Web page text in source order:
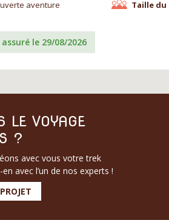
aventure Taille du
le 29/08/2026
LE VOYAGE
?
avec vous votre trek
avec l’un de nos experts !